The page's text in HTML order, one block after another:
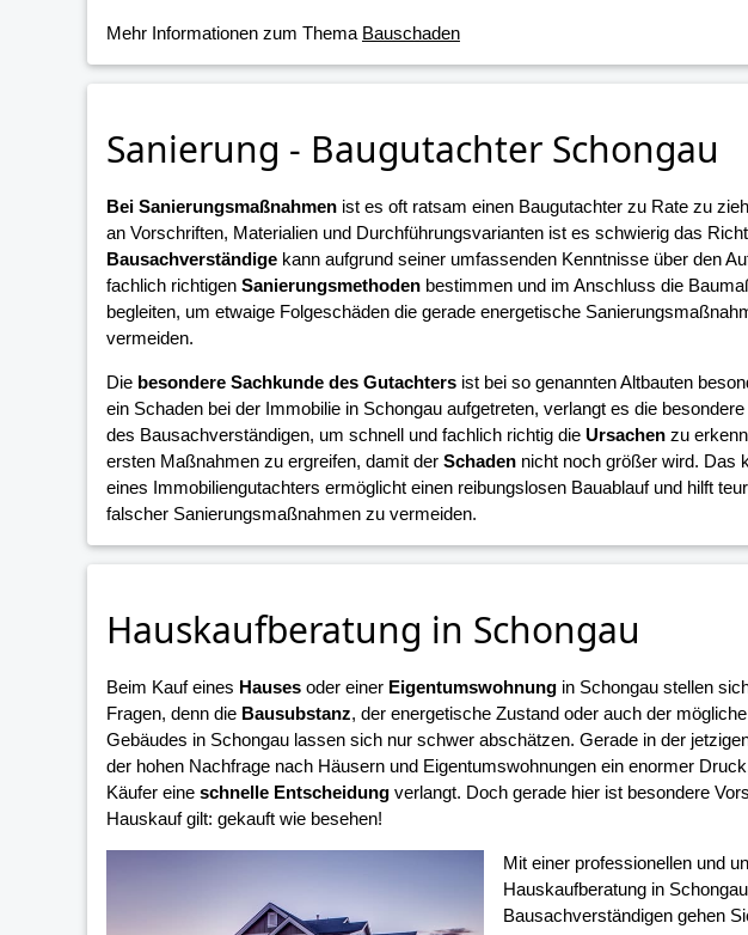
Mehr Informationen zum Thema Bauschaden
Sanierung - Baugutachter Schongau
Bei Sanierungsmaßnahmenist es oft ratsam einen Baugutachter zu Rate zu
an Vorschriften, Materialien und Durchführungsvarianten ist es schwierig das
Bausachverständigekann aufgrund seiner umfassenden Kenntnisse über den
fachlich richtigen Sanierungsmethodenbestimmen und im Anschluss die
begleiten, um etwaige Folgeschäden die gerade energetische
vermeiden.
Die besondere Sachkunde des Gutachtersist bei so genannten Altbauten
ein Schaden bei der Immobilie in Schongau aufgetreten, verlangt es die
des Bausachverständigen, um schnell und fachlich richtig die Ursachenzu
ersten Maßnahmen zu ergreifen, damit der Schadennicht noch größer wird. Das
eines Immobiliengutachters ermöglicht einen reibungslosen Bauablauf und hilft
falscher Sanierungsmaßnahmen zu vermeiden.
Hauskaufberatung in Schongau
Beim Kauf eines Hausesoder einer Eigentumswohnungin Schongau stellen
Fragen, denn die Bausubstanz, der energetische Zustand oder auch der
Gebäudes in Schongau lassen sich nur schwer abschätzen. Gerade in der
der hohen Nachfrage nach Häusern und Eigentumswohnungen ein enormer
Käufer eine schnelle Entscheidungverlangt. Doch gerade hier ist besondere
Hauskauf gilt: gekauft wie besehen!
Mit einer professionellen und
Hauskaufberatung in
Bausachverständigen gehen